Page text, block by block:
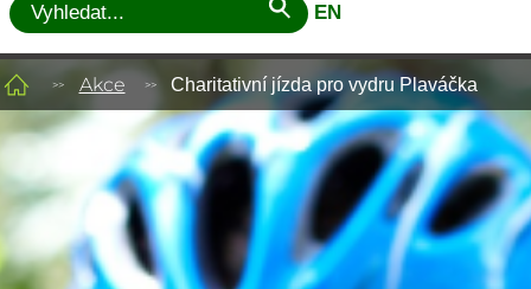
EN
Akce Charitativní jízda pro vydru Plaváčka